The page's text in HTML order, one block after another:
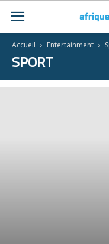
Accueil Entertainment
SPORT